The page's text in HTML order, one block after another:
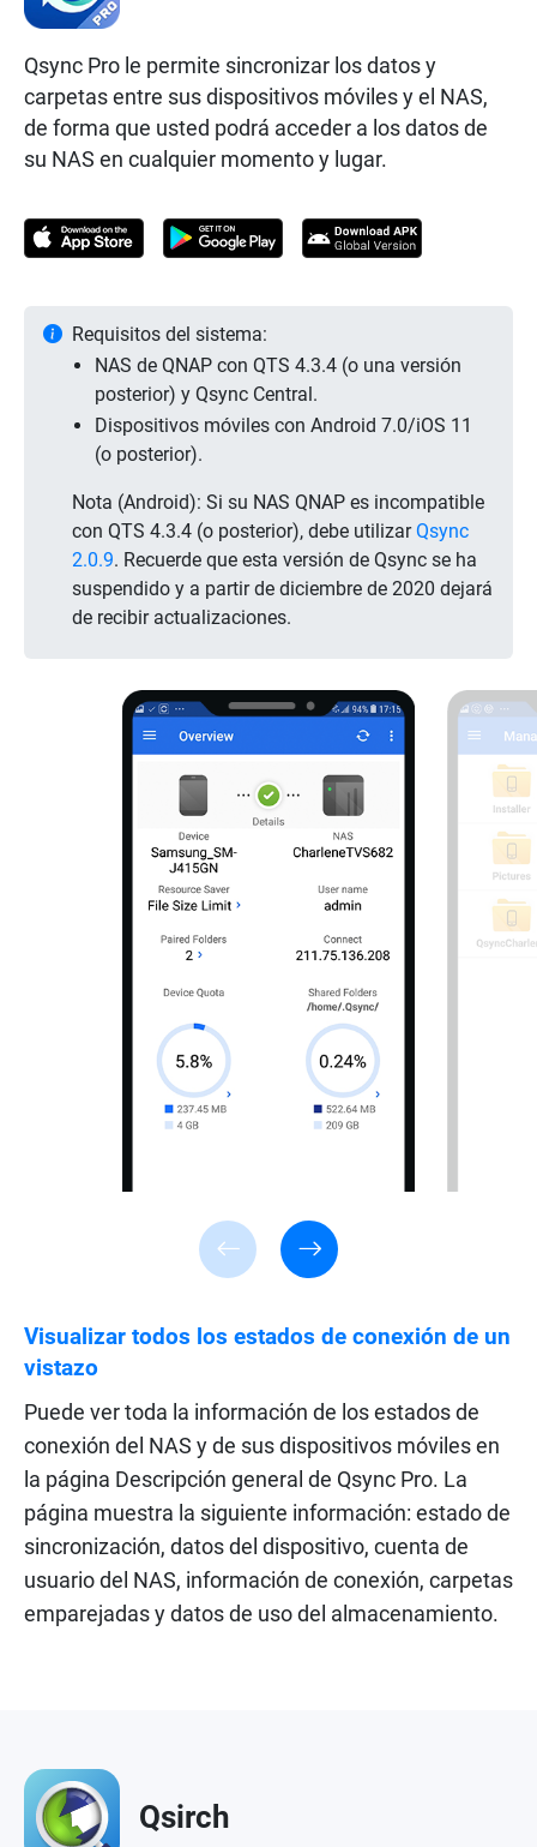
Qsync Pro le permite sincronizar los datos y
carpetas entre sus dispositivos móviles y el NAS,
de forma que usted podrá acceder a los datos de
su NAS en cualquier momento y lugar.
Requisitos del sistema:
NAS de QNAP con QTS 4.3.4 (o una versión
posterior) y Qsync Central.
Dispositivos móviles con Android 7.0/iOS 11
(o posterior).
Nota (Android): Si su NAS QNAP es incompatible
con QTS 4.3.4 (o posterior), debe utilizarQsync
2.0.9. Recuerde que esta versión de Qsync se ha
suspendido y a partir de diciembre de 2020 dejará
de recibir actualizaciones.
Visualizar todos los estados de conexión de un
vistazo
Puede ver toda la información de los estados de
conexión del NAS y de sus dispositivos móviles en
la página Descripción general de Qsync Pro. La
página muestra la siguiente información: estado de
sincronización, datos del dispositivo, cuenta de
usuario del NAS, información de conexión, carpetas
emparejadas y datos de uso del almacenamiento.
Qsirch